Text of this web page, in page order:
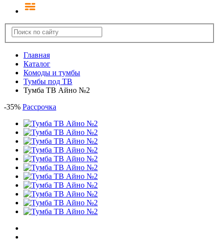
Главная
Каталог
Комоды и тумбы
Тумбы под ТВ
Тумба ТВ Айно №2
-35% Рассрочка